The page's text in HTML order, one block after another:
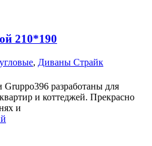
210*190
, Диваны Страйк
разработаны для
и коттеджей. Прекрасно
и